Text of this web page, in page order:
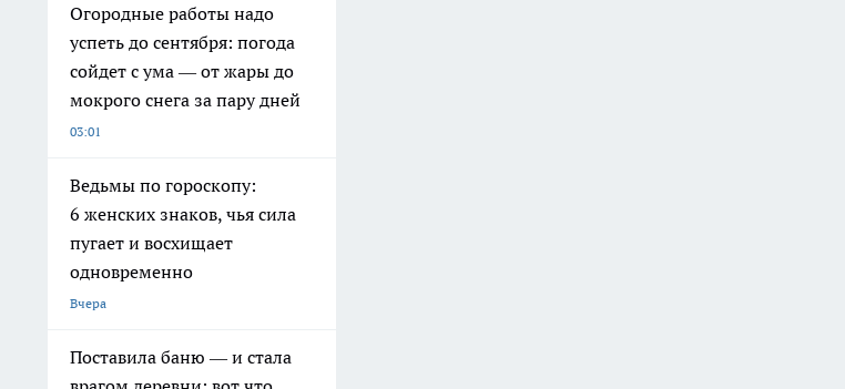
Огородные работы надо
успеть до сентября: погода
сойдет с ума — от жары до
мокрого снега за пару дней
03:01
Ведьмы по гороскопу:
6 женских знаков, чья сила
пугает и восхищает
одновременно
Вчера
Поставила баню — и стала